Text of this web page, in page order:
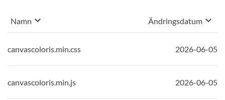
Sortera på
Namn
, Vald sortering: stigande
keyboard_arrow_down Sortera på
Ändringsdatum
, Vald
keyboard_arrow_down
canvascoloris.min.css 2026-06-05
canvascoloris.min.js 2026-06-05